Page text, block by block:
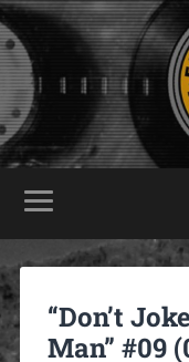
“Don’t
Man” #09